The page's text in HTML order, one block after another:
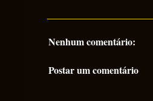
Nenhum comentário:
Postar um comentário